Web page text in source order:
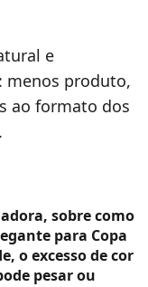
e
menos produto,
ao formato dos
sobre como
para Copa
o excesso de cor
pesar ou